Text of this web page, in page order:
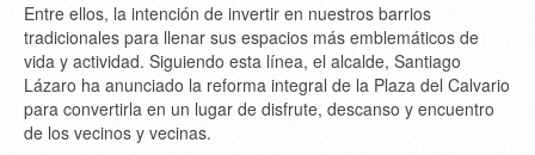
Entre ellos, la intención de invertir en nuestros barrios
tradicionales para llenar sus espacios más emblemáticos de
vida y actividad. Siguiendo esta línea, el alcalde, Santiago
Lázaro ha anunciado la reforma integral de la Plaza del Calvario
para convertirla en un lugar de disfrute, descanso y encuentro
de los vecinos y vecinas.